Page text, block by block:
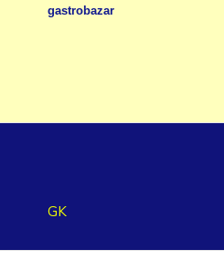
gastrobazar
GK